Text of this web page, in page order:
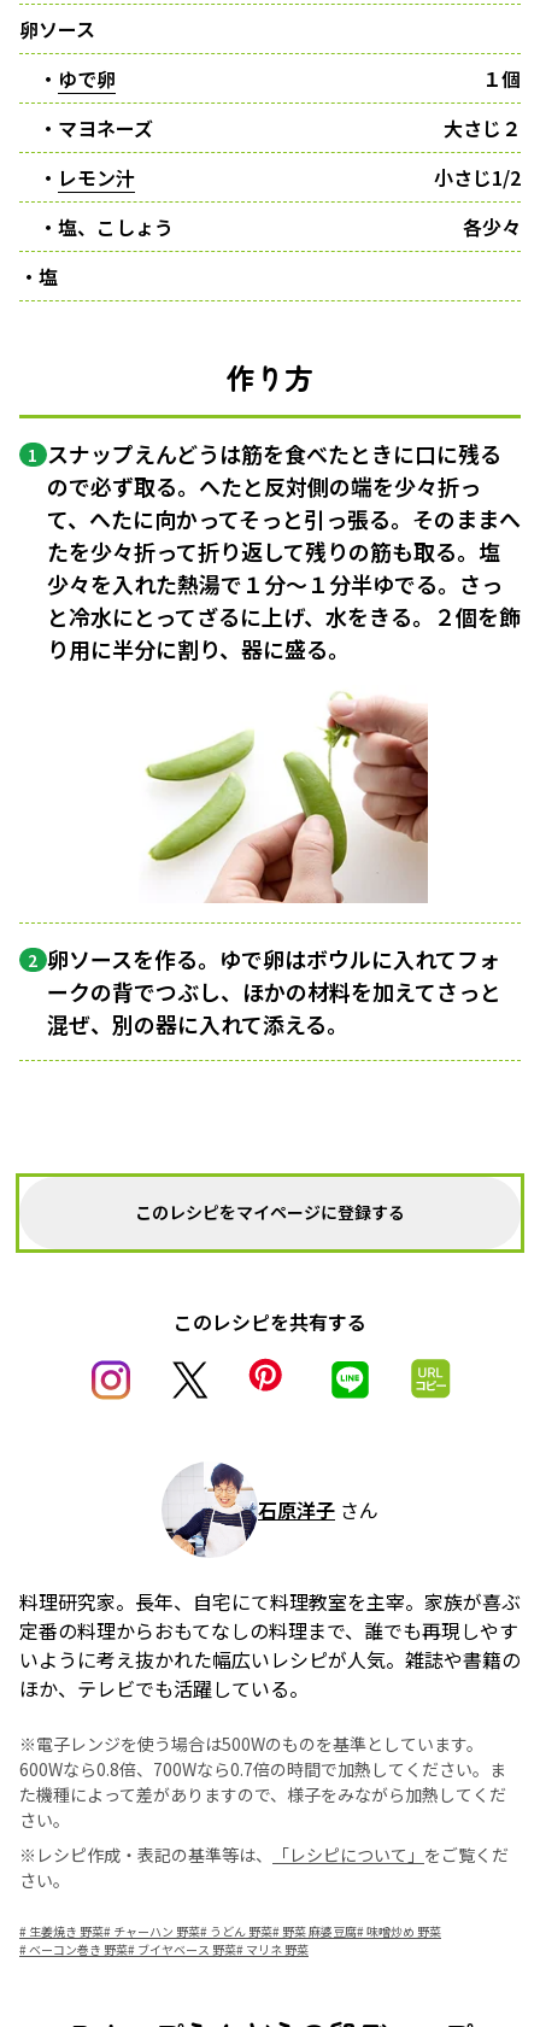
卵ソース
・ ゆで卵
１個
・マヨネーズ
大さじ２
・ レモン汁
小さじ1/2
・塩、こしょう
各少々
・塩
作り方
1 スナップえんどうは筋を食べたときに口に残る
ので必ず取る。へたと反対側の端を少々折っ
て、へたに向かってそっと引っ張る。そのままへ
たを少々折って折り返して残りの筋も取る。塩
少々を入れた熱湯で１分〜１分半ゆでる。さっ
と冷水にとってざるに上げ、水をきる。２個を飾
り用に半分に割り、器に盛る。
2 卵ソースを作る。ゆで卵はボウルに入れてフォ
ークの背でつぶし、ほかの材料を加えてさっと
混ぜ、別の器に入れて添える。
このレシピをマイページに登録する
このレシピを共有する
石原洋子 さん
料理研究家。長年、自宅にて料理教室を主宰。家族が喜ぶ
定番の料理からおもてなしの料理まで、誰でも再現しやす
いように考え抜かれた幅広いレシピが人気。雑誌や書籍の
ほか、テレビでも活躍している。
※電子レンジを使う場合は500Wのものを基準としています。
600Wなら0.8倍、700Wなら0.7倍の時間で加熱してください。ま
た機種によって差がありますので、様子をみながら加熱してくだ
さい。
※レシピ作成・表記の基準等は、
「レシピについて」 をご覧くだ
さい。
# 生姜焼き 野菜# チャーハン 野菜# うどん 野菜# 野菜 麻婆豆腐#味噌炒め 野菜
#ベーコン巻き 野菜# ブイヤベース 野菜# マリネ 野菜